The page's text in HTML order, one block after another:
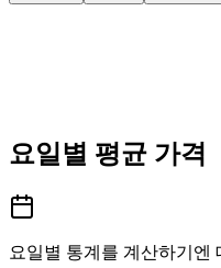
요일별 평균 가격
요일별 통계를 계산하기엔